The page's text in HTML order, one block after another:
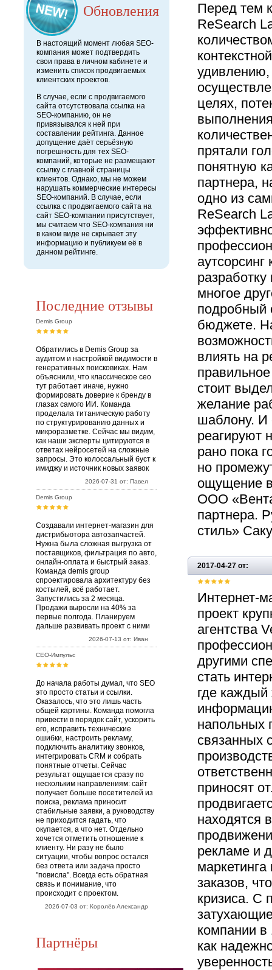
Обновления
В настоящий момент любая SEO-
компания может подтвердить
свои права в личном кабинете и
изменить список продвигаемых
клиентских проектов.
В случае, если с продвигаемого
сайта отсутствовала ссылка на
SEO-компанию, он не
привязывался к ней при
составлении рейтинга. Данное
допущение даёт серьёзную
погрешность для тех SEO-
компаний, которые не размещают
ссылку с главной страницы
клиентов. Однако, мы не можем
нарушать коммерческие интересы
SEO-компаний. В случае, если
ссылка с продвигаемого сайта на
сайт SEO-компании присутствует,
мы считаем что SEO-компания ни
в каком виде не скрывает эту
информацию и публикуем её в
данном рейтинге.
Последние отзывы
Demis Group
Обратились в Demis Group за
аудитом и настройкой видимости в
генеративных поисковиках. Нам
объяснили, что классическое сео
тут работает иначе, нужно
формировать доверие к бренду в
глазах самого ИИ. Команда
проделала титаническую работу
по структурированию данных и
микроразметке. Сейчас мы видим,
как наши эксперты цитируются в
ответах нейросетей на сложные
запросы. Это колоссальный буст к
имиджу и источник новых заявок
2026-07-31 от: Павел
Demis Group
Создавали интернет-магазин для
дистрибьютора автозапчастей.
Нужна была сложная выгрузка от
поставщиков, фильтрация по авто,
онлайн-оплата и быстрый заказ.
Команда demis group
спроектировала архитектуру без
костылей, всё работает.
Запустились за 2 месяца.
Продажи выросли на 40% за
первые полгода. Планируем
дальше развивать проект с ними
2026-07-13 от: Иван
СЕО-Импульс
До начала работы думал, что SEO
это просто статьи и ссылки.
Оказалось, что это лишь часть
общей картины. Команда помогла
привести в порядок сайт, ускорить
его, исправить технические
ошибки, настроить рекламу,
подключить аналитику звонков,
интегрировать CRM и собрать
понятные отчеты. Сейчас
результат ощущается сразу по
нескольким направлениям: сайт
получает больше посетителей из
поиска, реклама приносит
стабильные заявки, а руководству
не приходится гадать, что
окупается, а что нет. Отдельно
хочется отметить отношение к
клиенту. Ни разу не было
ситуации, чтобы вопрос остался
без ответа или задача просто
"повисла". Всегда есть обратная
связь и понимание, что
происходит с проектом.
2026-07-03 от: Королёв Александр
Партнёры
Перед тем
ReSearch
удивлению,
целях,
прятали
понятную
партнера,
одно из
ReSearch
многое
подробный
бюджете.
влиять на
стоит
желание
шаблону. И
реагируют
рано пока
но
ощущение
ООО
партнера.
стиль»
2017-04-27 от:
Интернет-
проект
агентства
другими
стать
где
напольных
связанных
приносят
находятся
рекламе и
заказов,
кризиса. С
компании в
как